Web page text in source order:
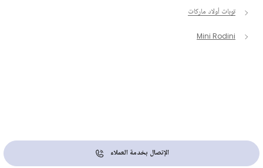
توبات أولاد ماركات
Mini Rodini
الإتصال بخدمة العملاء